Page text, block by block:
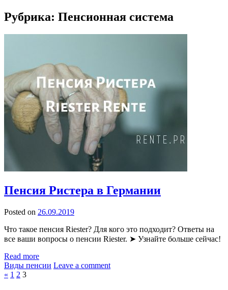
Рубрика: Пенсионная система
Пенсия Ристера в Германии
Posted on 26.09.2019
Что такое пенсия Riester? Для кого это подходит? Ответы на
все ваши вопросы о пенсии Riester. ➤ Узнайте больше сейчас!
Read more
Виды пенсии Leave a comment
« 1 2 3